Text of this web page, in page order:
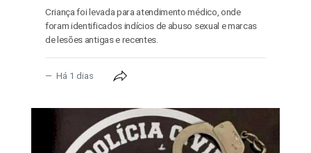
Criança foi levada para atendimento médico, onde
foram identificados indícios de abuso sexual e marcas
de lesões antigas e recentes.
Há 1 dias